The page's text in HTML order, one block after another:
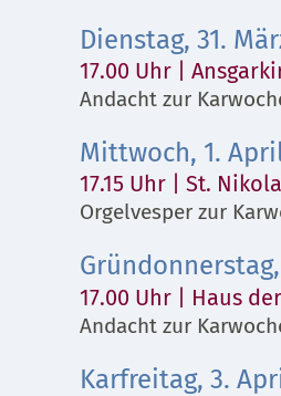
Dienstag, 31.
17.00 Uhr |
Andacht zur
Mittwoch, 1.
17.15 Uhr | St.
Orgelvesper zur
17.00 Uhr | Haus
Andacht zur
Karfreitag, 3.